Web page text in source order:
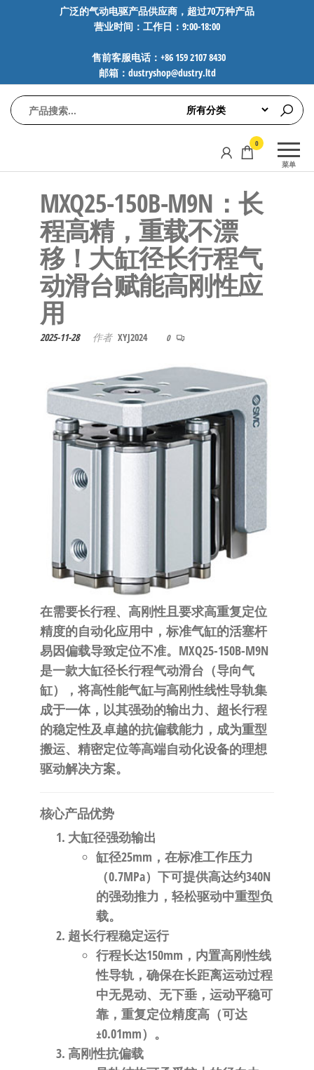
广泛的气动电驱产品供应商，超过70万种产品
营业时间：工作日：9:00-18:00
售前客服电话：+86 159 2107 8430
邮箱：dustryshop@dustry.ltd
动
FESTO、
AVENTICS等
品牌气动
元件，超
过88万种
工业自动
化零部
件，正品
保障，全
国快速发
菜单
0
MXQ25-150B-M9N：长
程高精，重载不漂
移！大缸径长行程气
动滑台赋能高刚性应
用
2025-11-28 作者 XYJ2024 0
在需要长行程、高刚性且要求高重复定位
精度的自动化应用中，标准气缸的活塞杆
易因偏载导致定位不准。MXQ25-150B-M9N
是一款大缸径长行程气动滑台（导向气
缸），将高性能气缸与高刚性线性导轨集
成于一体，以其强劲的输出力、超长行程
的稳定性及卓越的抗偏载能力，成为重型
搬运、精密定位等高端自动化设备的理想
驱动解决方案。
核心产品优势
大缸径强劲输出
缸径25mm，在标准工作压力
（0.7MPa）下可提供高达约340N
的强劲推力，轻松驱动中重型负
载。
超长行程稳定运行
行程长达150mm，内置高刚性线
性导轨，确保在长距离运动过程
中无晃动、无下垂，运动平稳可
靠，重复定位精度高（可达
±0.01mm）。
高刚性抗偏载